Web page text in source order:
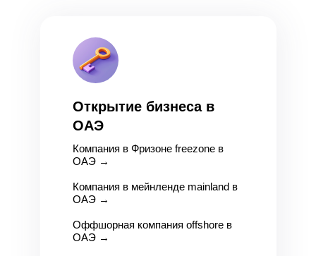
Открытие бизнеса в
ОАЭ
Компания в Фризоне freezone в
ОАЭ →
Компания в мейнленде mainland в
ОАЭ →
Оффшорная компания offshore в
ОАЭ →